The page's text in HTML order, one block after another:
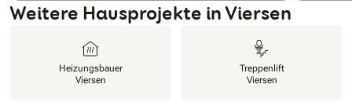
Weitere Hausprojekte in Viersen
Heizungsbauer
Viersen
Treppenlift
Viersen